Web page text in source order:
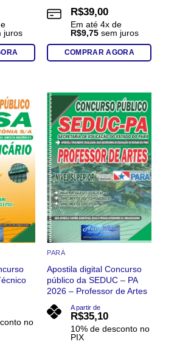
juros
R$39,00
Em até4x de
R$9,75 sem juros
COMPRAR AGORA
Add to
wishlist
no
Add to
wishlist
PARÁ
Apostila digital Concurso
público da SEDUC – PA
2026 – Professor de Artes
A partir de
R$35,10
10% de desconto no
PIX